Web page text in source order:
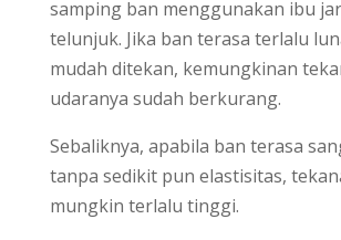
samping ban menggunakan ibu
telunjuk. Jika ban terasa terlalu
mudah ditekan, kemungkinan
udaranya sudah berkurang.
Sebaliknya, apabila ban terasa
tanpa sedikit pun elastisitas,
mungkin terlalu tinggi.